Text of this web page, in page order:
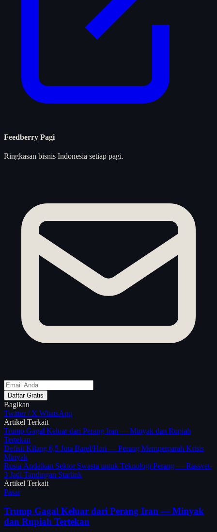
Feedberry Pagi
Ringkasan bisnis Indonesia setiap pagi.
Daftar Gratis
Bagikan
Twitter / X WhatsApp
Artikel Terkait
Trump Gagal Keluar dari Perang Iran — Minyak dan Rupiah
Tertekan
Defisit Kilang 6,5 Juta Barel/Hari — Perang Memperparah Krisis
Minyak
Rusia Andalkan Sektor Swasta untuk Teknologi Perang — Rassvet-
3 Jadi Tandingan Starlink
Artikel Terkait
Pasar
Trump Gagal Keluar dari Perang Iran — Minyak
dan Rupiah Tertekan